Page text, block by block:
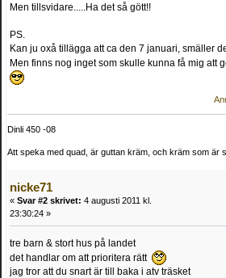
Men tillsvidare.....Ha det så gött!!
PS.
Kan ju oxå tillägga att ca den 7 januari, smäller
Men finns nog inget som skulle kunna få mig att
Dinli 450 -08
Att speka med quad, är guttan kräm, och kräm som är
nicke71
« Svar #2 skrivet: 4 augusti 2011 kl.
23:30:24 »
tre barn & stort hus på landet
det handlar om att prioritera rätt
jag tror att du snart är till baka i atv träsket